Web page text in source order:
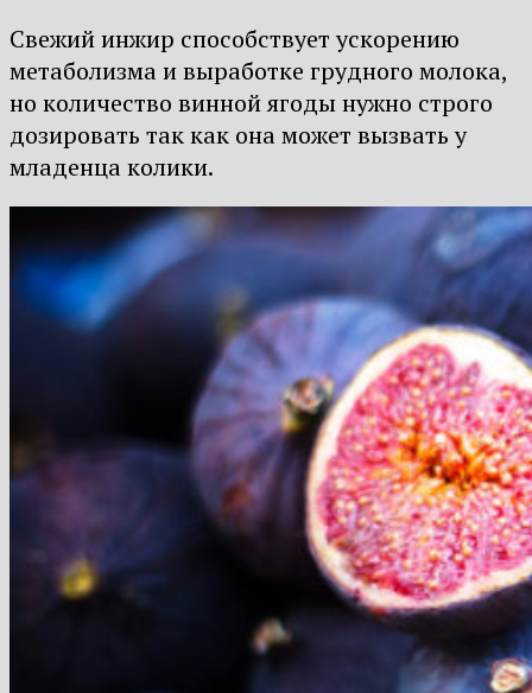
Свежий инжир способствует ускорению
метаболизма и выработке грудного молока,
но количество винной ягоды нужно строго
дозировать так как она может вызвать у
младенца колики.